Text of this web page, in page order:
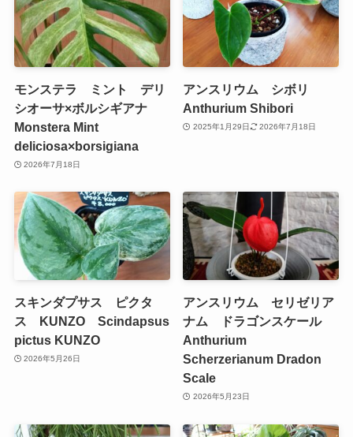
モンステラ ミント デリ
シオーサ×ボルシギアナ
Monstera Mint
deliciosa×borsigiana
2026年7月18日
アンスリウム シボリ
Anthurium Shibori
2025年1月29日 2026年7月18日
スキンダプサス ピクタ
ス KUNZO Scindapsus
pictus KUNZO
2026年5月26日
アンスリウム セリゼリア
ナム ドラゴンスケール
Anthurium
Scherzerianum Dradon
Scale
2026年5月23日